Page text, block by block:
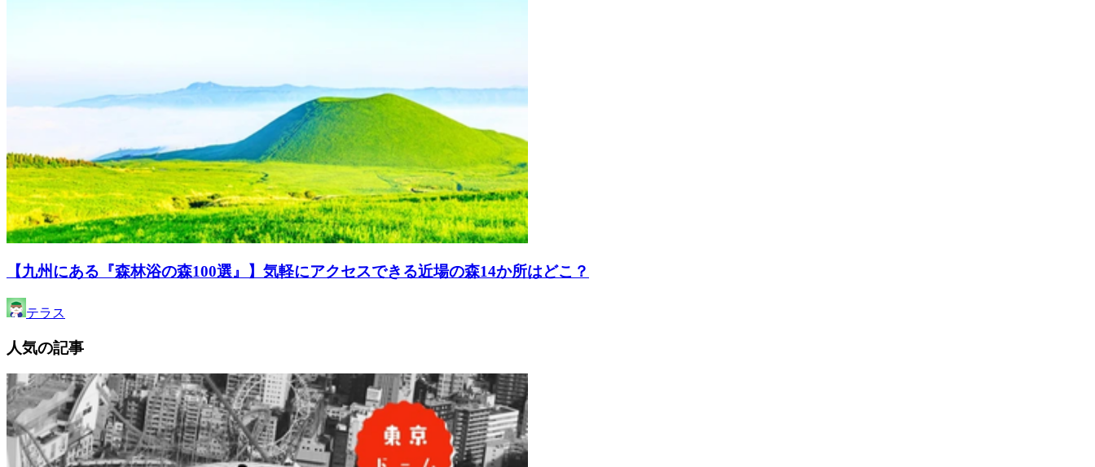
【九州にある『森林浴の森100選』】気軽にアクセスできる近場の森14か所はどこ？
テラス
人気の記事